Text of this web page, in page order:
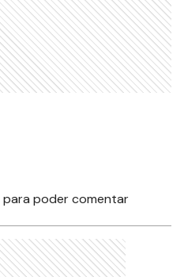
para poder comentar